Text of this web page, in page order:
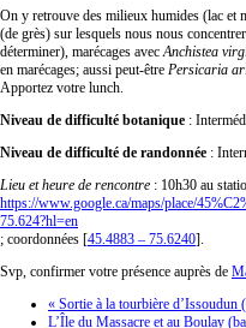
On y retrouve des milieux humides (lac et
(de grès) sur lesquels nous nous
déterminer), marécages avecAnchistea
en marécages; aussi peut-être Persicaria
Apportez votre lunch.
Niveau de difficulté botanique :
Niveau de difficulté de randonnée :
Lieu et heure de rencontre : 10h30 au
https://www.google.ca/maps/place/
75.624?hl=en
; coordonnées [45.4883 – 75.6240].
Svp, confirmer votre présence auprès de
« Sortie à la tourbière d’Issoudun
L’Île du Massacre et au Boulay